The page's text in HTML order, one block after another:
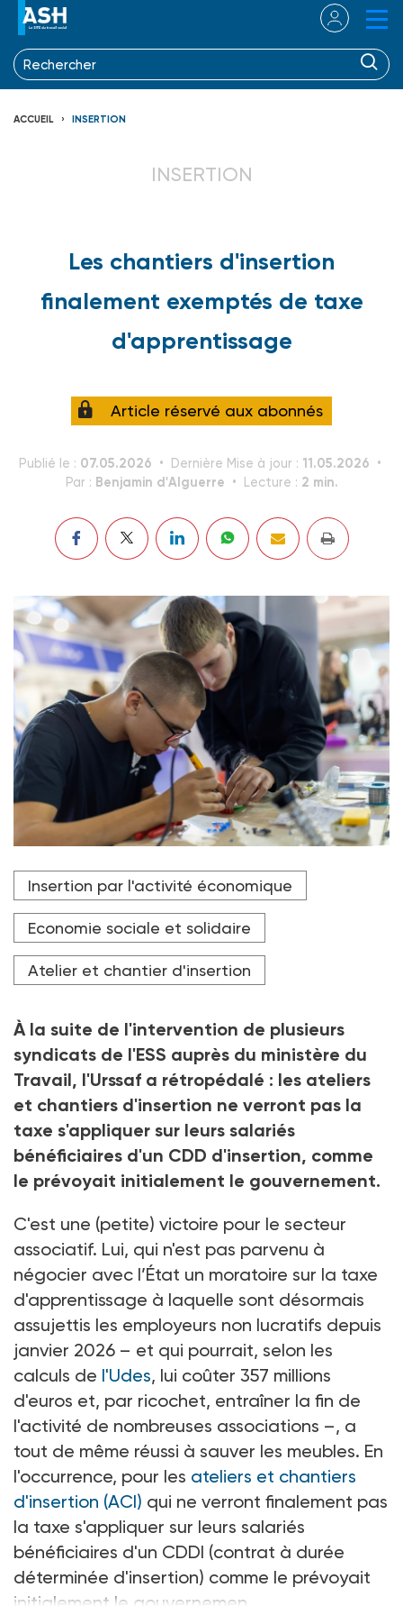
ACCUEIL INSERTION
INSERTION
Les chantiers d'insertion
finalement exemptés de taxe
d'apprentissage
Article réservé aux abonnés
Publié le : 07.05.2026 Dernière Mise à jour : 11.05.2026
Par : Benjamin d'Alguerre Lecture : 2 min.
L'exemption de taxe d'apprentissage sur les CDD
d'insertion – dont bénéficiaient les ateliers et
a été réaffirmée par Hervé Saulignac (député PS
d'Ardèche) à l'Assemblée nationale.
Crédit photo Jelena - stock.adobe.com
Insertion par l'activité économique
Economie sociale et solidaire
Atelier et chantier d'insertion
À la suite de l'intervention de plusieurs
syndicats de l'ESS auprès du ministère du
Travail, l'Urssaf a rétropédalé : les ateliers
et chantiers d'insertion ne verront pas la
taxe s'appliquer sur leurs salariés
bénéficiaires d'un CDD d'insertion, comme
le prévoyait initialement le gouvernement.
C'est une (petite) victoire pour le secteur
associatif. Lui, qui n'est pas parvenu à
négocier avec l’État un moratoire sur la taxe
d'apprentissage à laquelle sont désormais
assujettis les employeurs non lucratifs depuis
janvier 2026 – et qui pourrait, selon les
calculs de l'Udes, lui coûter 357 millions
d'euros et, par ricochet, entraîner la fin de
l'activité de nombreuses associations –, a
tout de même réussi à sauver les meubles. En
l'occurrence, pour les ateliers et chantiers
d'insertion (ACI) qui ne verront finalement pas
la taxe s'appliquer sur leurs salariés
bénéficiaires d'un CDDI (contrat à durée
déterminée d'insertion) comme le prévoyait
initialement le gouvernemen